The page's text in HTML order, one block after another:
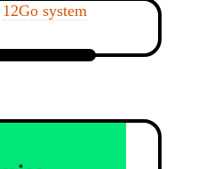
12Go system